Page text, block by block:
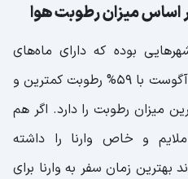
اساس میزان رطوبت هوا
بوده که دارای ماه‌های
مرطوب بسیار زیادی است. ماه آگوست با 59% رطوبت کمترین و
بالاترین میزان رطوبت را دارد. اگر هم
و خاص وارنا را داشته
بهترین زمان سفر به وارنا برای